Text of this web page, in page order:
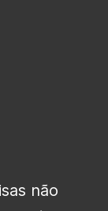
não